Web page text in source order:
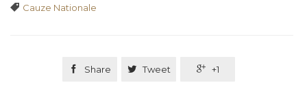
 Tags
Cauze Nationale
 Share  Tweet  +1